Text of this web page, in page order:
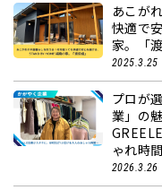
あこが
快適で
家。「
2025.3.25
プロが
業」の
ゃれ時
2026.3.26